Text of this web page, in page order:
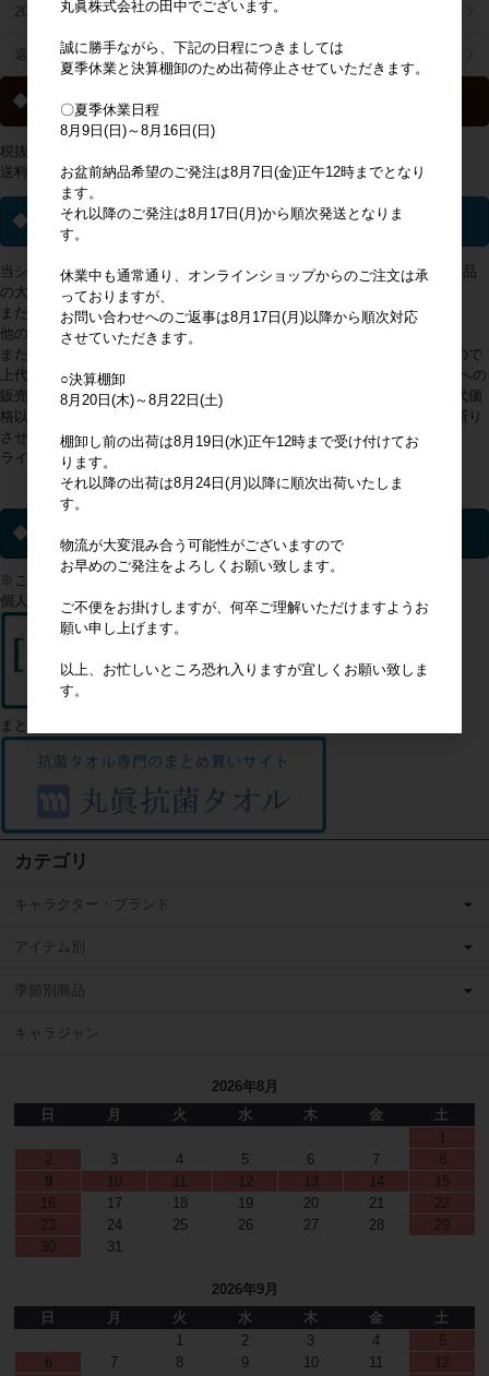
2025年秋冬商品リスト
返品特約について
◆ 送料について
税抜2万円以上の購入で送料無料
送料一覧はこちらから
◆ ライセンス商品について
当ショップで取り扱っておりますライセンス(キャラクター・ブランド)商品
の大多数は、販売地域が日本国内に限定されております。
また、アミューズメントへの使用は出来かねます。
他の製品や企業の販売促進、景品等にも使用できません。
また、弊社が商品画面に入力している上代以上での販売ができかねますので
上代を上げて販売されないようお願い申し上げます。 万が一、日本国外への
販売や、他の製品や企業の販売促進、景品等に利用されていること、上代価
格以上の販売が判明した際は、会員登録を抹消の上、今後のご利用をお断り
させていただくことをあらかじめご理解ください。
ライセンス商品以外についてはこの限りではありません。
ライセンス一覧▼
◆ 個人のお客様へ
※このサイトは企業様向けのサイトになります。
個人のお客様はこちらからご確認ください
まとめ買いをご希望のお客様はこちら
カテゴリ
キャラクター・ブランド
アイテム別
季節別商品
キャラジャン
2026年8月
日
月 火 水 木 金
土
1
2
3 4 5 6 7
8
9
10 11 12 13 14
15
16
17 18 19 20 21
22
23
24 25 26 27 28
29
30
31
2026年9月
日
月 火 水 木 金
土
1
2 3 4
5
6
7 8 9 10 11 12
丸眞株式会社の田中でございます。
誠に勝手ながら、下記の日程につきましては
夏季休業と決算棚卸のため出荷停止させていただきます。
〇夏季休業日程
8月9日(日)～8月16日(日)
お盆前納品希望のご発注は8月7日(金)正午12時までとなり
ます。
それ以降のご発注は8月17日(月)から順次発送となりま
す。
休業中も通常通り、オンラインショップからのご注文は承
っておりますが、
お問い合わせへのご返事は8月17日(月)以降から順次対応
させていただきます。
○決算棚卸
8月20日(木)～8月22日(土)
棚卸し前の出荷は8月19日(水)正午12時まで受け付けてお
ります。
それ以降の出荷は8月24日(月)以降に順次出荷いたしま
す。
物流が大変混み合う可能性がございますので
お早めのご発注をよろしくお願い致します。
ご不便をお掛けしますが、何卒ご理解いただけますようお
願い申し上げます。
以上、お忙しいところ恐れ入りますが宜しくお願い致しま
す。